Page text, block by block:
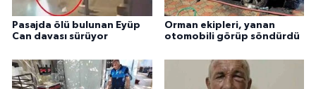
Pasajda ölü bulunan Eyüp
Can davası sürüyor
Orman ekipleri, yanan
otomobili görüp söndürdü